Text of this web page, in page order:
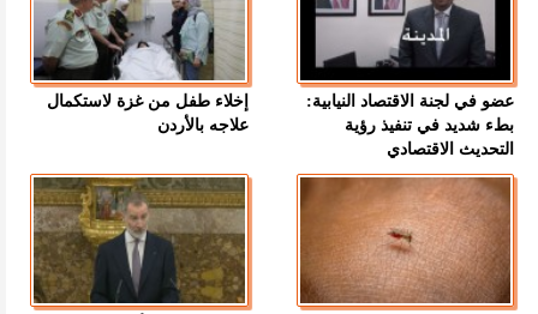
عضو في لجنة الاقتصاد النيابية:
بطء شديد في تنفيذ رؤية
التحديث الاقتصادي
إخلاء طفل من غزة لاستكمال
علاجه بالأردن